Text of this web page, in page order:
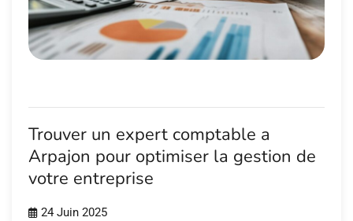
Trouver un expert comptable a
Arpajon pour optimiser la gestion de
votre entreprise
24 Juin 2025